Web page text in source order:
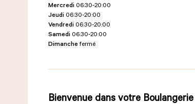
Mercredi 06:30-20:00
Jeudi 06:30-20:00
Vendredi 06:30-20:00
Samedi 06:30-20:00
Dimanchefermé
Bienvenue dans votre Boulangerie